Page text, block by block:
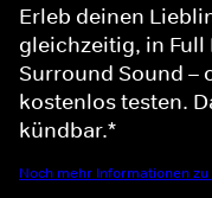
Erleb deinen
gleichzeitig, in Full
Surround Sound –
kostenlos testen.
kündbar.*
Noch mehr Informationen zu